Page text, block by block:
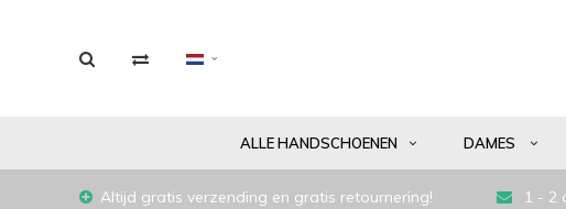
ALLE HANDSCHOENEN DAMES
Altijd gratis verzending en gratis retournering! 1 - 2